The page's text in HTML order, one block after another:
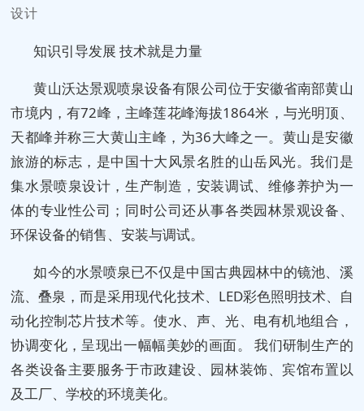
设计
知识引导发展 技术就是力量
黄山沃达景观喷泉设备有限公司位于安徽省南部黄山
市境内，有72峰，主峰莲花峰海拔1864米，与光明顶、
天都峰并称三大黄山主峰，为36大峰之一。黄山是安徽
旅游的标志，是中国十大风景名胜的山岳风光。我们是
集水景喷泉设计，生产制造，安装调试、维修养护为一
体的专业性公司；同时公司还从事各类园林景观设备、
环保设备的销售、安装与调试。
如今的水景喷泉已不仅是中国古典园林中的镜池、溪
流、叠泉，而是采用现代化技术、LED彩色照明技术、自
动化控制芯片技术等。使水、声、光、电有机地组合，
协调变化，呈现出一幅幅美妙的画面。 我们研制生产的
各类设备主要服务于市政建设、园林装饰、宾馆布置以
及工厂、学校的环境美化。